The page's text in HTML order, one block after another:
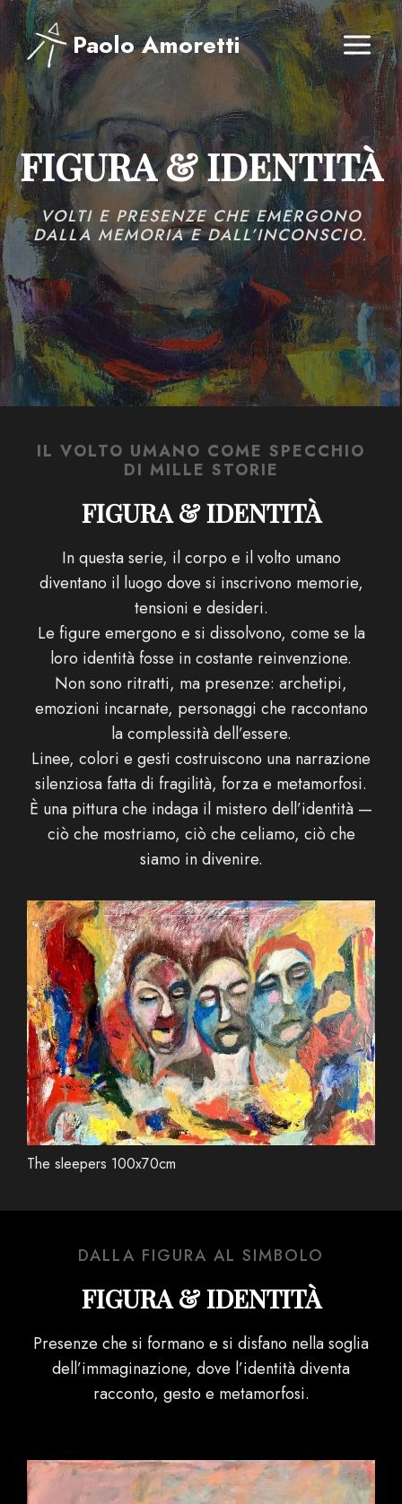
Salta
al
contenuto
Paolo Amoretti
FIGURA & IDENTITÀ
VOLTI E PRESENZE CHE EMERGONO
DALLA MEMORIA E DALL’INCONSCIO.
IL VOLTO UMANO COME SPECCHIO
DI MILLE STORIE
FIGURA & IDENTITÀ
In questa serie, il corpo e il volto umano
diventano il luogo dove si inscrivono memorie,
tensioni e desideri.
Le figure emergono e si dissolvono, come se la
loro identità fosse in costante reinvenzione.
Non sono ritratti, ma presenze: archetipi,
emozioni incarnate, personaggi che raccontano
la complessità dell’essere.
Linee, colori e gesti costruiscono una narrazione
silenziosa fatta di fragilità, forza e metamorfosi.
È una pittura che indaga il mistero dell’identità —
ciò che mostriamo, ciò che celiamo, ciò che
siamo in divenire.
The sleepers 100x70cm
DALLA FIGURA AL SIMBOLO
FIGURA & IDENTITÀ
Presenze che si formano e si disfano nella soglia
dell’immaginazione, dove l’identità diventa
racconto, gesto e metamorfosi.